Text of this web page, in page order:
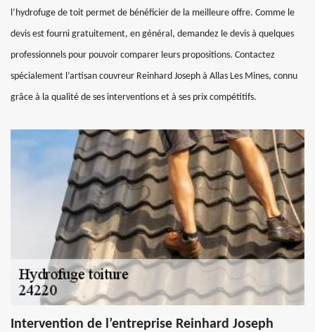
l’hydrofuge de toit permet de bénéficier de la meilleure offre. Comme le
devis est fourni gratuitement, en général, demandez le devis à quelques
professionnels pour pouvoir comparer leurs propositions. Contactez
spécialement l’artisan couvreur Reinhard Joseph à Allas Les Mines, connu
grâce à la qualité de ses interventions et à ses prix compétitifs.
Intervention de l’entreprise Reinhard Joseph